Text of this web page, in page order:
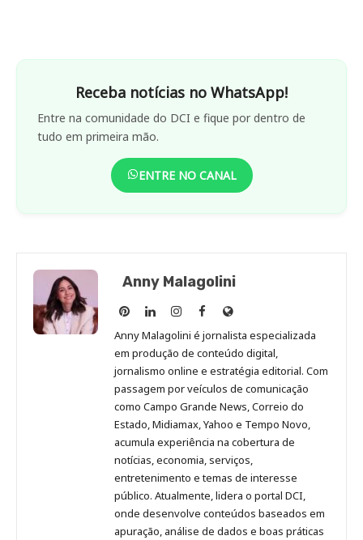
Receba notícias no WhatsApp!
Entre na comunidade do DCI e fique por dentro de
tudo em primeira mão.
ENTRE NO CANAL
Anny Malagolini
Anny
Malagolini
no
Pinterest
Anny
Malagolini
no
LinkedIn
Anny
Malagolini
no
Instagram
Anny
Malagolini
no
Facebook
Site
de
Anny
Malagolini
Anny Malagolini é jornalista especializada
em produção de conteúdo digital,
jornalismo online e estratégia editorial. Com
passagem por veículos de comunicação
como Campo Grande News, Correio do
Estado, Midiamax, Yahoo e Tempo Novo,
acumula experiência na cobertura de
notícias, economia, serviços,
entretenimento e temas de interesse
público. Atualmente, lidera o portal DCI,
onde desenvolve conteúdos baseados em
apuração, análise de dados e boas práticas